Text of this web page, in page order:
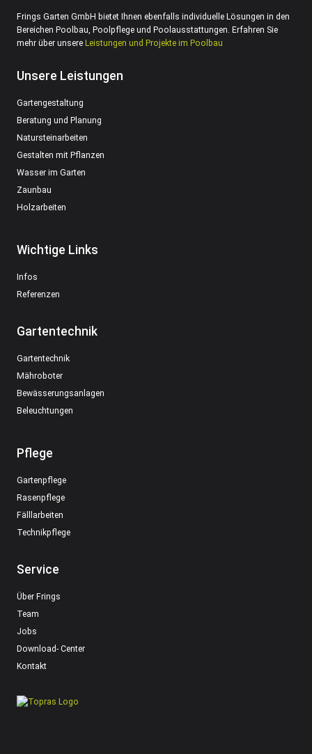
Frings Garten GmbH bietet Ihnen ebenfalls individuelle Lösungen in den
Bereichen Poolbau, Poolpflege und Poolausstattungen. Erfahren Sie
mehr über unsere Leistungen und Projekte im Poolbau
Unsere Leistungen
Gartengestaltung
Beratung und Planung
Natursteinarbeiten
Gestalten mit Pflanzen
Wasser im Garten
Zaunbau
Holzarbeiten
Wichtige Links
Infos
Referenzen
Gartentechnik
Gartentechnik
Mähroboter
Bewässerungsanlagen
Beleuchtungen
Pflege
Gartenpflege
Rasenpflege
Fälllarbeiten
Technikpflege
Service
Über Frings
Team
Jobs
Download- Center
Kontakt